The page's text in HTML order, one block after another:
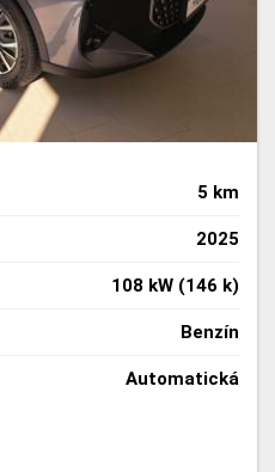
5 km
2025
108 kW (146 k)
Benzín
Automatická